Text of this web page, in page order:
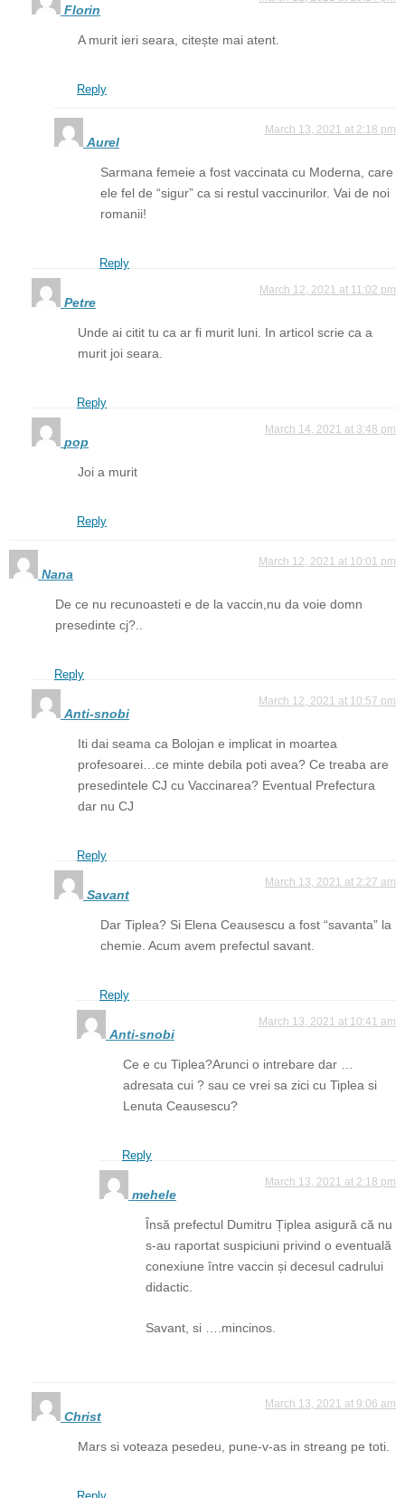
Florin
A murit ieri seara, citește mai atent.
Reply
Aurel
March 13, 2021 at 2:18 pm
Sarmana femeie a fost vaccinata cu Moderna, care
ele fel de “sigur” ca si restul vaccinurilor. Vai de noi
romanii!
Reply
Petre
March 12, 2021 at 11:02 pm
Unde ai citit tu ca ar fi murit luni. In articol scrie ca a
murit joi seara.
Reply
pop
March 14, 2021 at 3:48 pm
Joi a murit
Reply
Nana
March 12, 2021 at 10:01 pm
De ce nu recunoasteti e de la vaccin,nu da voie domn
presedinte cj?..
Reply
Anti-snobi
March 12, 2021 at 10:57 pm
Iti dai seama ca Bolojan e implicat in moartea
profesoarei…ce minte debila poti avea? Ce treaba are
presedintele CJ cu Vaccinarea? Eventual Prefectura
dar nu CJ
Reply
Savant
March 13, 2021 at 2:27 am
Dar Tiplea? Si Elena Ceausescu a fost “savanta” la
chemie. Acum avem prefectul savant.
Reply
Anti-snobi
March 13, 2021 at 10:41 am
Ce e cu Tiplea?Arunci o intrebare dar …
adresata cui ? sau ce vrei sa zici cu Tiplea si
Lenuta Ceausescu?
Reply
mehele
March 13, 2021 at 2:18 pm
Însă prefectul Dumitru Țiplea asigură că nu
s-au raportat suspiciuni privind o eventuală
conexiune între vaccin și decesul cadrului
didactic.
Savant, si ….mincinos.
Christ
March 13, 2021 at 9:06 am
Mars si voteaza pesedeu, pune-v-as in streang pe toti.